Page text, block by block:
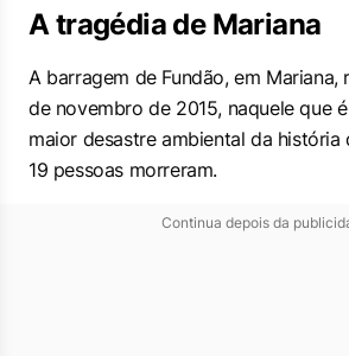
A tragédia de Mariana
A barragem de Fundão, em Mariana,
de novembro de 2015, naquele que
maior desastre ambiental da
19 pessoas morreram.
Continua depois da